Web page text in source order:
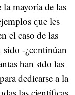
mayoría de las
que les
el caso de las
sido -¿continúan
han sido las
dedicarse a la
las científicas